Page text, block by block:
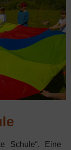
Schule“. Eine